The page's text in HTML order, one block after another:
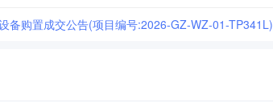
备购置成交公告(项目编号:2026-GZ-WZ-01-